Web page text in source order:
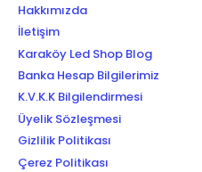
Hakkımızda
İletişim
Karaköy Led Shop Blog
Banka Hesap Bilgilerimiz
K.V.K.K Bilgilendirmesi
Üyelik Sözleşmesi
Gizlilik Politikası
Çerez Politikası